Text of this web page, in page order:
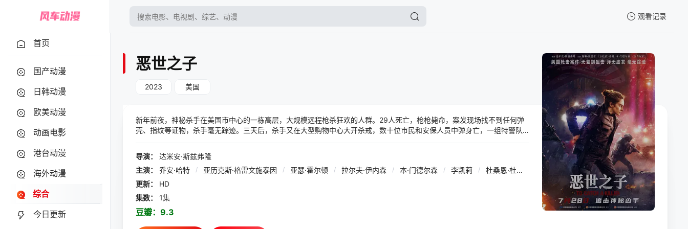
观看记录
暂无观看影片的记录
首页
国产动漫
日韩动漫
欧美动漫
动画电影
港台动漫
海外动漫
综合
今日更新
恶世之子
2023 美国
新年前夜，神秘杀手在美国市中心的一栋高层，大规模远程枪杀狂欢的人群。29人死亡，枪枪毙命，案发现场找不到任何弹
壳、指纹等证物，杀手毫无踪迹。三天后，杀手又在大型购物中心大开杀戒，数十位市民和安保人员中弹身亡，一组特警队
（谢琳·伍德蕾 Shailene Woodley 饰），奉命查案，但州政府、当地警局都妄图夺取功劳，争权夺利，甚至执行兰马克强烈
反对的特警行动，但这些行动造成的市民伤亡却又归咎于兰马克，无比荒谬，完全失控。也正是这个荒谬的恶世，塑造了今
日的杀手。师徒二人在走投无路之际，艾丽诺发现了关键线索，带她无限接近恶世深渊之中。
导演：
达米安·斯兹弗隆
主演：
乔安·哈特 / 亚历克斯·格雷文施泰因 / 亚瑟·霍尔顿 / 拉尔夫·伊内森 / 本·门德尔森 / 李凯莉 / 杜桑恩·杜基齐 杰森·卡弗利尔 毛里齐奥·泰拉扎诺
更新：
HD
集数：
1集
豆瓣： 9.3